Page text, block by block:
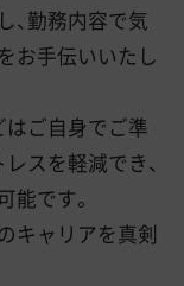
、勤務内容で気
お手伝いいたし
はご自身でご準
スを軽減でき、
です。
キャリアを真剣